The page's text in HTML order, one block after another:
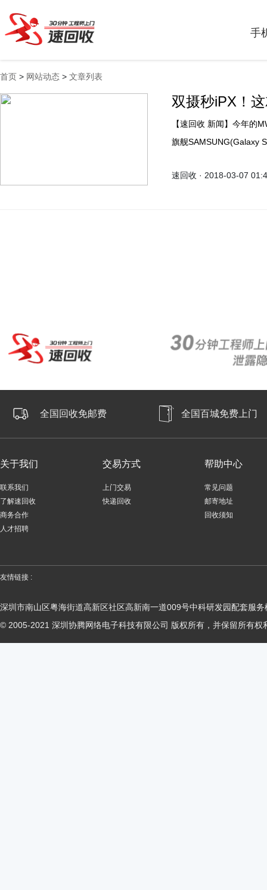
手
首页 > 网站动态 > 文章列表
双摄秒iPX！
【速回收 新闻】今年的MWC 2018大会上，SAMSUNG全球首发了安卓阵营的开门
旗舰SAMSUNG(Galaxy
速回收 · 2018-03-07
全国回收免邮费 全国百城免费上门
关于我们
联系我们
了解速回收
商务合作
人才招聘
交易方式
上门交易
快递回收
帮助中心
常见问题
邮寄地址
回收须知
友情链接 :
深圳市南山区粤海街道高新区社区高新南一道009号中科研发园配套服务
© 2005-2021 深圳协腾网络电子科技有限公司 版权所有，并保留所有权